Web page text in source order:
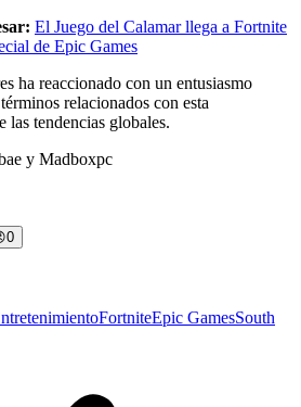
El Juego del Calamar llega a Fortnite
de Epic Games
ha reaccionado con un entusiasmo
relacionados con esta
las tendencias globales.
y Madboxpc
0
FortniteEpic GamesSouth